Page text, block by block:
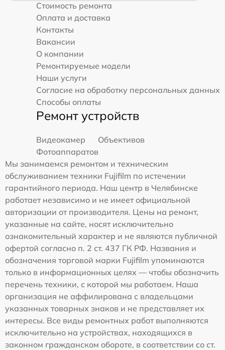
Стоимость ремонта
Оплата и доставка
Контакты
Вакансии
О компании
Ремонтируемые модели
Наши услуги
Согласие на обработку персональных данных
Способы оплаты
Ремонт устройств
Видеокамер
Объективов
Фотоаппаратов
Мы занимаемся ремонтом и техническим
обслуживанием техники Fujifilm по истечении
гарантийного периода. Наш центр в Челябинске
работает независимо и не имеет официальной
авторизации от производителя. Цены на ремонт,
указанные на сайте, носят исключительно
ознакомительный характер и не являются публичной
офертой согласно п. 2 ст. 437 ГК РФ. Названия и
обозначения торговой марки Fujifilm упоминаются
только в информационных целях — чтобы обозначить
перечень техники, с которой мы работаем. Наша
организация не аффилирована с владельцами
указанных товарных знаков и не представляет их
интересы. Все виды ремонтных работ выполняются
исключительно на устройствах, находящихся в
законном гражданском обороте, в соответствии со ст.